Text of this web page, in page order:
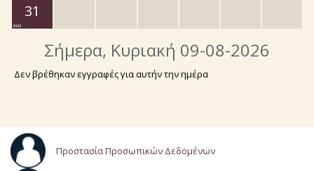
31
Σήμερα, Κυριακή 09-08-2026
Δεν βρέθηκαν εγγραφές για αυτήν την ημέρα
Προστασία Προσωπικών Δεδομένων